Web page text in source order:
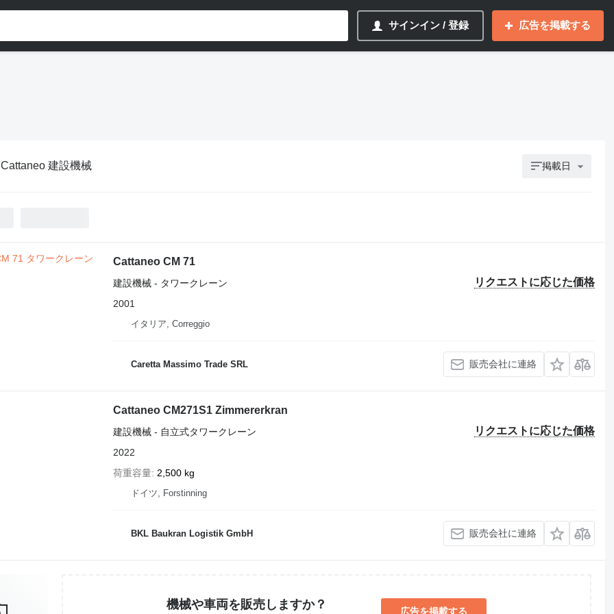
サインイン / 登録 広告を掲載する
Cattaneo 建設機械 掲載日
Cattaneo CM 71
リクエストに応じた価格
建設機械 - タワークレーン
2001
イタリア, Correggio
Caretta Massimo Trade SRL 販売会社に連絡
Cattaneo CM271S1 Zimmererkran
リクエストに応じた価格
建設機械 - 自立式タワークレーン
2022
荷重容量 2,500 kg
ドイツ, Forstinning
BKL Baukran Logistik GmbH 販売会社に連絡
機械や車両を販売しますか？
広告を掲載する